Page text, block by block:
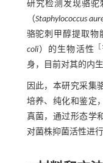
研究检测发现骆驼
（Staphylococcus
骆驼刺甲醇提取物
coli）的生物活性
身，目前对其的内
因此，本研究采集
培养、纯化和鉴定
真菌，通过形态学
对菌株抑菌活性进行